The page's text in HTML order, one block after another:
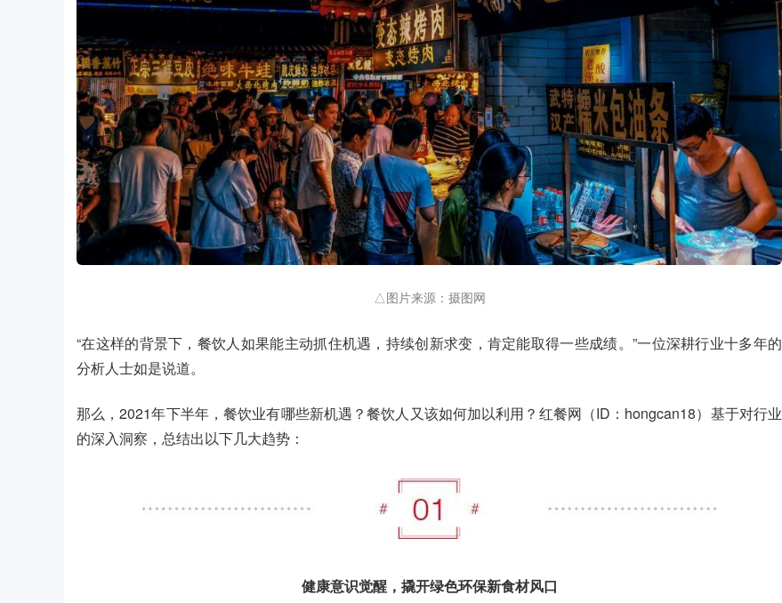
△图片来源：摄图网
“在这样的背景下，餐饮人如果能主动抓住机遇，持续创新求变，肯定能取得一些成绩。”一位深耕行业十多年的
分析人士如是说道。
那么，2021年下半年，餐饮业有哪些新机遇？餐饮人又该如何加以利用？红餐网（ID：hongcan18）基于对行业
的深入洞察，总结出以下几大趋势：
健康意识觉醒，撬开绿色环保新食材风口